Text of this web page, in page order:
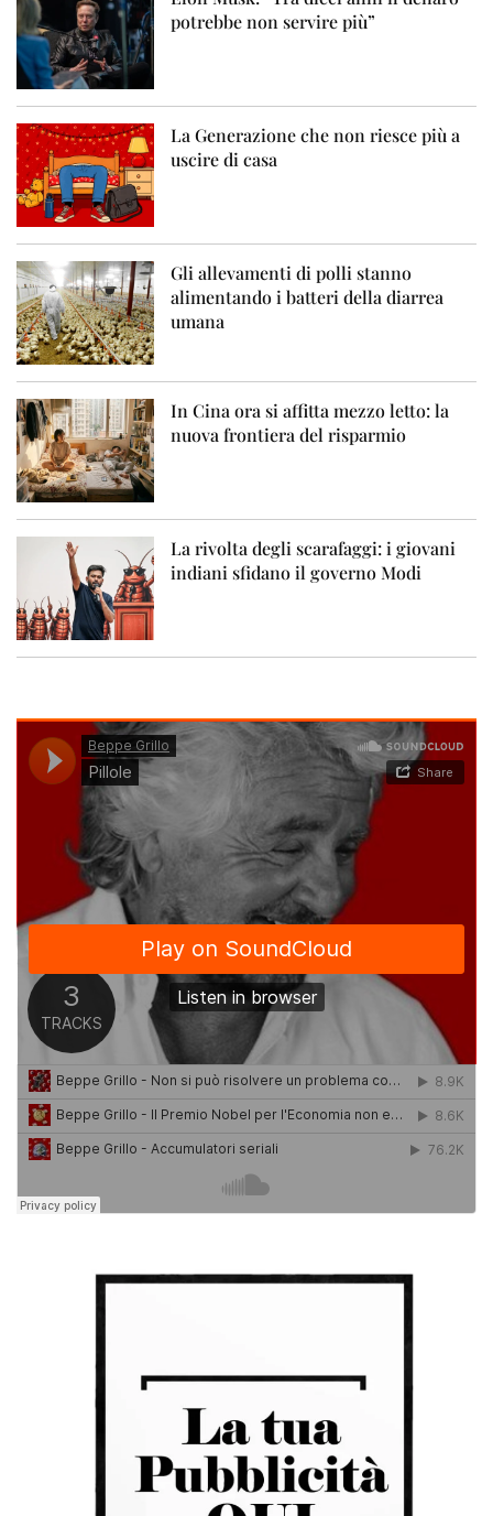
potrebbe non servire più”
La Generazione che non riesce più a
uscire di casa
Gli allevamenti di polli stanno
alimentando i batteri della diarrea
umana
In Cina ora si affitta mezzo letto: la
nuova frontiera del risparmio
La rivolta degli scarafaggi: i giovani
indiani sfidano il governo Modi